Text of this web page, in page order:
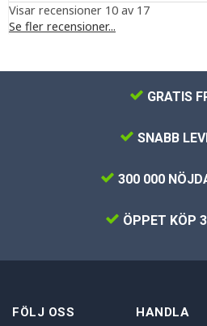
Visar recensioner 10 av 17
Se fler recensioner...
GRATIS
SNABB
300 000
ÖPPET KÖP
FÖLJ OSS HANDLA